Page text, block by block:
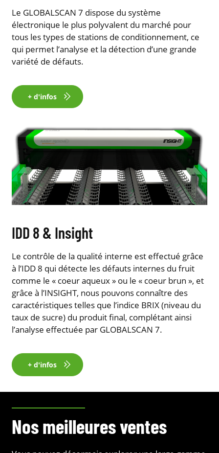
Le GLOBALSCAN 7 dispose du système
électronique le plus polyvalent du marché pour
tous les types de stations de conditionnement, ce
qui permet l’analyse et la détection d’une grande
variété de défauts.
+ d'infos
IDD 8 & Insight
Le contrôle de la qualité interne est effectué grâce
à l’IDD 8 qui détecte les défauts internes du fruit
comme le « coeur aqueux » ou le « coeur brun », et
grâce à l’INSIGHT, nous pouvons connaître des
caractéristiques telles que l’indice BRIX (niveau du
taux de sucre) du produit final, complétant ainsi
l’analyse effectuée par GLOBALSCAN 7.
+ d'infos
Nos meilleures ventes